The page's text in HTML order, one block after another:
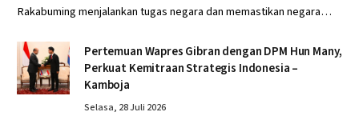
Rakabuming menjalankan tugas negara dan memastikan negara…
Pertemuan Wapres Gibran dengan DPM Hun Many,
Perkuat Kemitraan Strategis Indonesia –
Kamboja
Selasa, 28 Juli 2026